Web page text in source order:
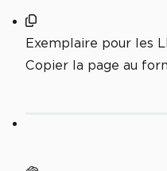
Exemplaire pour les
Copier la page au